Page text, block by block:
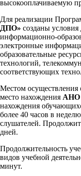
высокооплачиваемую
Для реализации
ДПО» созданы
информационно-
электронные
образовательные
технологий,
соответствующих
Местом осуществления
место нахождения АНО
нахождения
более 40 часов в
слушателей.
дней.
Продолжительность
видов учебной
минут.